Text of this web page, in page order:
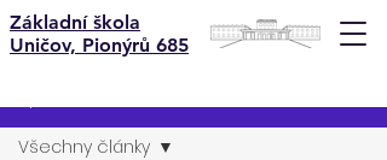
Základní škola
Uničov, Pionýrů 685
Všechny články